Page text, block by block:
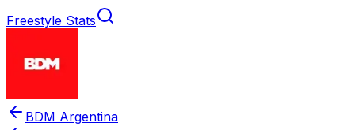
Freestyle Stats
BDM Argentina